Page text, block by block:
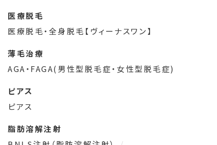
医療脱毛
医療脱毛・全身脱毛【ヴィーナスワン】
薄毛治療
AGA・FAGA(男性型脱毛症・女性型脱毛症)
ピアス
ピアス
脂肪溶解注射